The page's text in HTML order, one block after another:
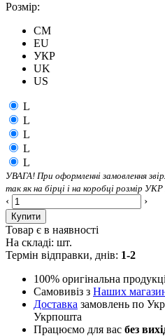
Розмір:
CM
EU
УКР
UK
US
L
L
L
L
L
УВАГА! При оформленні замовлення
так як на бірці і на коробці розмір УКР
‹ ›
Купити
Товар є в наявності
На складі: шт.
Термін відправки, днів: 1-2
100% оригінальна
Самовивіз з Наших
Доставка замовлень по
Укрпошта
Працюємо для вас без